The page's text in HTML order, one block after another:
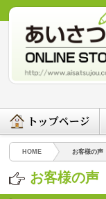
HOME お客様の声
お客様の声